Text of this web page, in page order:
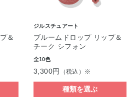
＆
ジルスチュアート
ブルームドロップ リップ＆
チーク シフォン
全10色
3,300円 （税込）※
種類を選ぶ